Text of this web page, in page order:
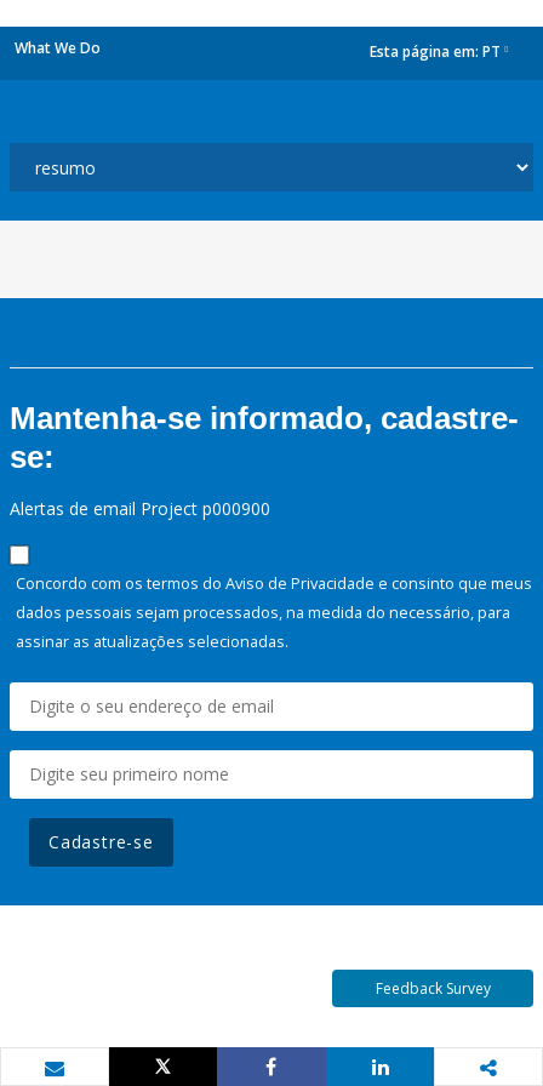
What We Do Esta página em: PT
Mantenha-se informado, cadastre-
se:
Alertas de email Project p000900
Concordo com os termos do Aviso de Privacidade e consinto que meus
dados pessoais sejam processados, na medida do necessário, para
assinar as atualizações selecionadas.
Cadastre-se
Feedback Survey